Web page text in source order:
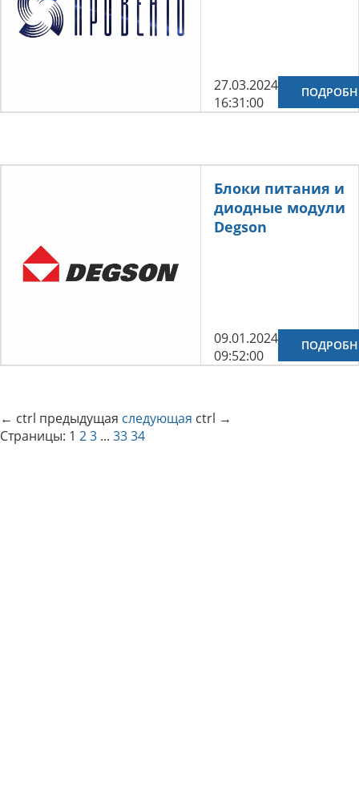
27.03.2024
16:31:00
Блоки питания и
диодные модули
Degson
09.01.2024
09:52:00
← ctrl предыдущая следующая ctrl →
Страницы: 1 23 ... 3334